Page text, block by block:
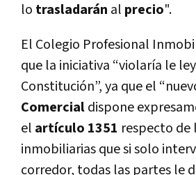
lo trasladarán al precio".
El Colegio Profesional
que la iniciativa “violaría le
Constitución”, ya que el
Comercialdispone
el artículo 1351 respecto de
inmobiliarias que si solo
corredor, todas las partes le